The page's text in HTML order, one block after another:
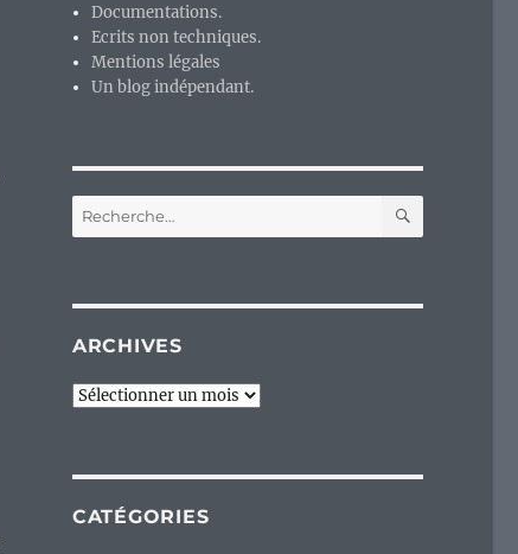
Documentations.
Ecrits non techniques.
Mentions légales
Un blog indépendant.
Recherche
pour :
ARCHIVES
Archives
CATÉGORIES